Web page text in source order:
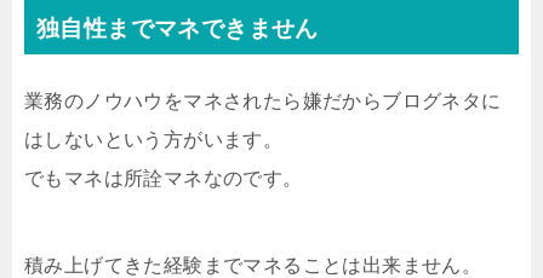
独自性までマネできません
業務のノウハウをマネされたら嫌だからブログネタに
はしないという方がいます。
でもマネは所詮マネなのです。
積み上げてきた経験までマネることは出来ません。